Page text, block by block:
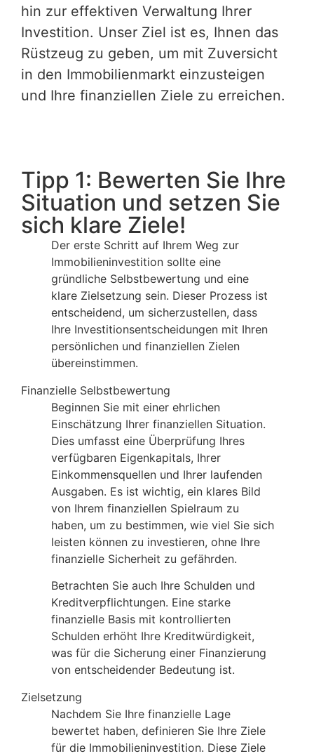
hin zur effektiven Verwaltung Ihrer
Investition. Unser Ziel ist es, Ihnen das
Rüstzeug zu geben, um mit Zuversicht
in den Immobilienmarkt einzusteigen
und Ihre finanziellen Ziele zu erreichen.
Tipp 1: Bewerten Sie Ihre
Situation und setzen Sie
sich klare Ziele!
Der erste Schritt auf Ihrem Weg zur
Immobilieninvestition sollte eine
gründliche Selbstbewertung und eine
klare Zielsetzung sein. Dieser Prozess ist
entscheidend, um sicherzustellen, dass
Ihre Investitionsentscheidungen mit Ihren
persönlichen und finanziellen Zielen
übereinstimmen.
Finanzielle Selbstbewertung
Beginnen Sie mit einer ehrlichen
Einschätzung Ihrer finanziellen Situation.
Dies umfasst eine Überprüfung Ihres
verfügbaren Eigenkapitals, Ihrer
Einkommensquellen und Ihrer laufenden
Ausgaben. Es ist wichtig, ein klares Bild
von Ihrem finanziellen Spielraum zu
haben, um zu bestimmen, wie viel Sie sich
leisten können zu investieren, ohne Ihre
finanzielle Sicherheit zu gefährden.
Betrachten Sie auch Ihre Schulden und
Kreditverpflichtungen. Eine starke
finanzielle Basis mit kontrollierten
Schulden erhöht Ihre Kreditwürdigkeit,
was für die Sicherung einer Finanzierung
von entscheidender Bedeutung ist.
Zielsetzung
Nachdem Sie Ihre finanzielle Lage
bewertet haben, definieren Sie Ihre Ziele
für die Immobilieninvestition. Diese Ziele